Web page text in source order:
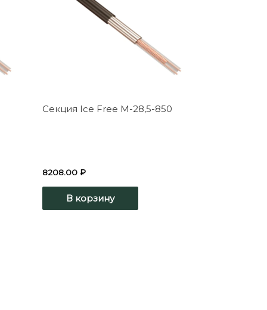
Секция Ice Free М-28,5-850
8208.00 ₽
В корзину